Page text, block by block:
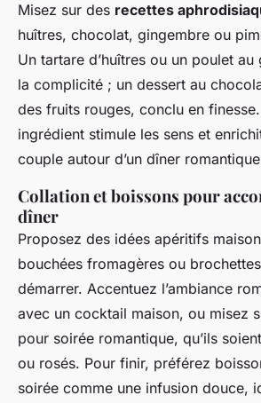
Misez sur des recettes
huîtres, chocolat, gingembre ou
Un tartare d’huîtres ou un poulet
la complicité ; un dessert au
des fruits rouges, conclu en
ingrédient stimule les sens et
couple autour d’un dîner
Collation et boissons pour
dîner
Proposez des idées apéritifs
bouchées fromagères ou
démarrer. Accentuez l’ambiance
avec un cocktail maison, ou misez
pour soirée romantique, qu’ils
ou rosés. Pour finir, préférez
soirée comme une infusion douce,